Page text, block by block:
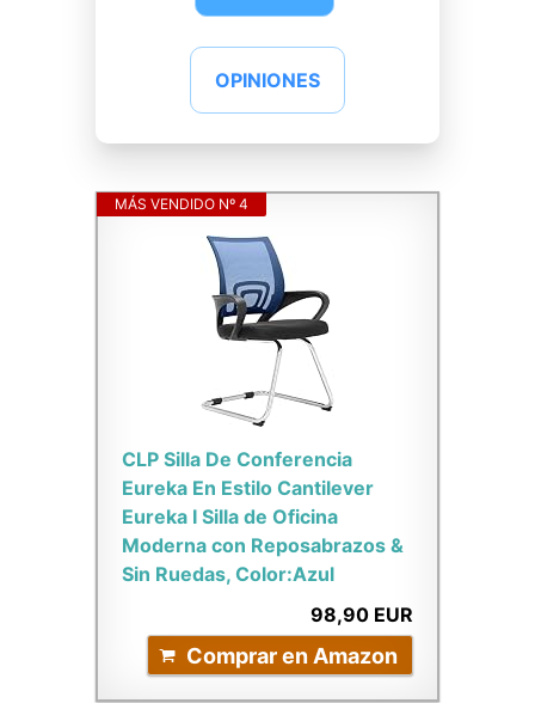
OPINIONES
MÁS VENDIDO Nº 4
CLP Silla De Conferencia
Eureka En Estilo Cantilever
Eureka I Silla de Oficina
Moderna con Reposabrazos &
Sin Ruedas, Color:Azul
98,90 EUR
Comprar en Amazon